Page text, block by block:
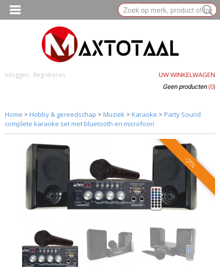
Inloggen Registreren UW WINKELWAGEN
Geen producten (0)
Home > Hobby & gereedschap > Muziek > Karaoke > Party Sound
complete karaoke set met bluetooth en microfoon
-21%